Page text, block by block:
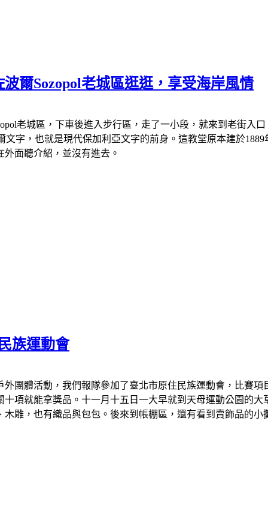
爾Sozopol老城區逛逛，享受海岸風情
老城區，下車後進入步行區，走了一小段，就來到老街入口
文字，也就是現代保加利亞文字的前身。這教堂原本建於
面聽介紹，並沒有進去。
族運動會
團體活動，我們報隊參加了臺北市原住民族運動會，比賽
項就能拿獎品。十一月十五日一大早就到天母運動公園的大
雕，也有織品與包包。後來到帳棚區，還有看到賣飾品的小